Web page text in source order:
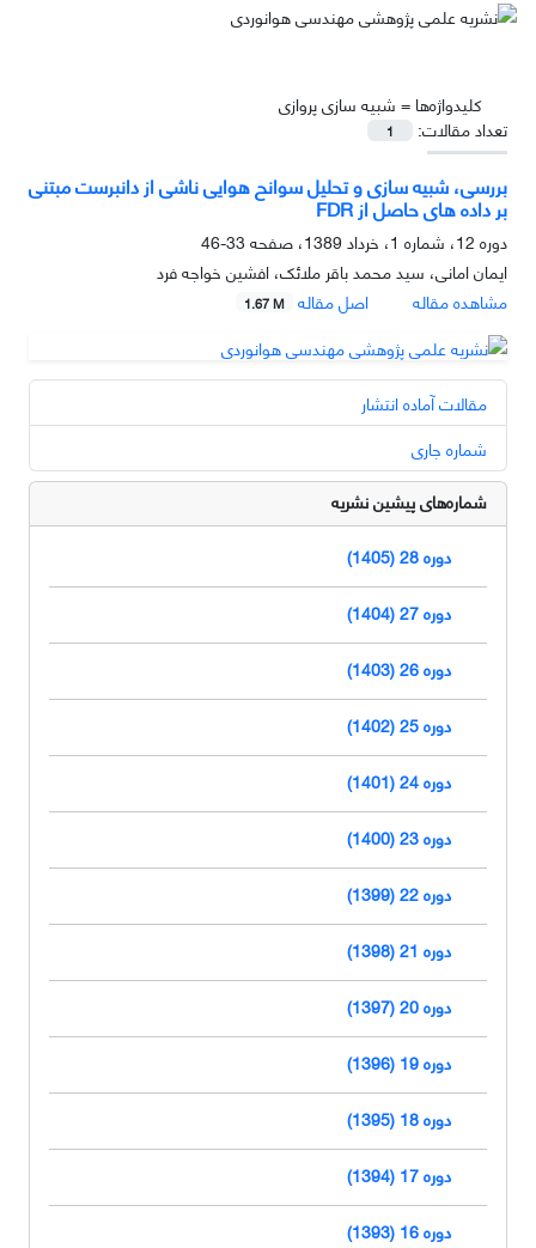
کلیدواژه‌ها = شبیه سازی پروازی
تعداد مقالات:
1
بررسی، شبیه سازی و تحلیل سوانح هوایی ناشی از دانبرست مبتنی
بر داده های حاصل از FDR
دوره 12، شماره 1، خرداد 1389، صفحه
33-46
ایمان امانی، سید محمد باقر ملائک، افشین خواجه فرد
مشاهده مقاله
اصل مقاله 1.67 M
مقالات آماده انتشار
شماره جاری
شماره‌های پیشین نشریه
دوره 28 (1405)
دوره 27 (1404)
دوره 26 (1403)
دوره 25 (1402)
دوره 24 (1401)
دوره 23 (1400)
دوره 22 (1399)
دوره 21 (1398)
دوره 20 (1397)
دوره 19 (1396)
دوره 18 (1395)
دوره 17 (1394)
دوره 16 (1393)